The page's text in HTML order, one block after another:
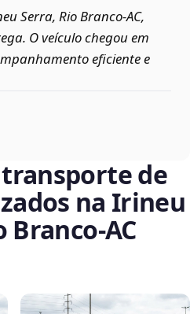
Serra, Rio Branco‑AC,
O veículo chegou em
eficiente e
de
na Irineu
Branco‑AC